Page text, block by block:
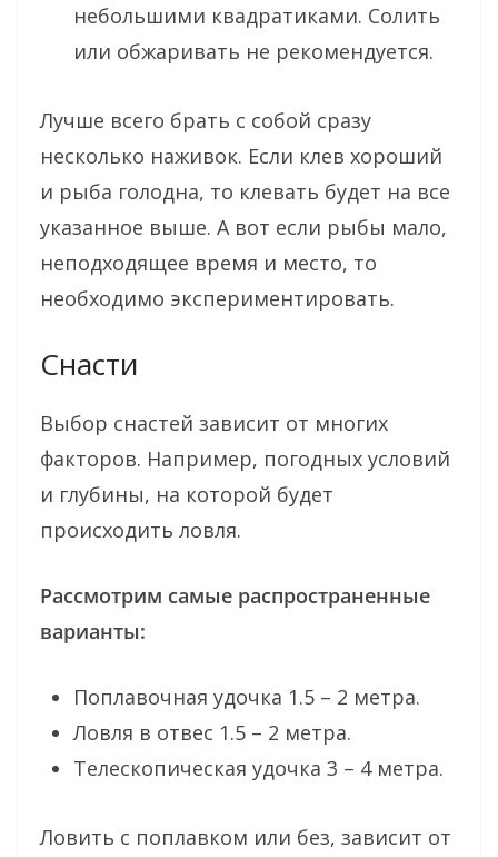
небольшими квадратиками. Солить
или обжаривать не рекомендуется.
Лучше всего брать с собой сразу
несколько наживок. Если клев хороший
и рыба голодна, то клевать будет на все
указанное выше. А вот если рыбы мало,
неподходящее время и место, то
необходимо экспериментировать.
Снасти
Выбор снастей зависит от многих
факторов. Например, погодных условий
и глубины, на которой будет
происходить ловля.
Рассмотрим самые распространенные
варианты:
Поплавочная удочка 1.5 – 2 метра.
Ловля в отвес 1.5 – 2 метра.
Телескопическая удочка 3 – 4 метра.
Ловить с поплавком или без, зависит от